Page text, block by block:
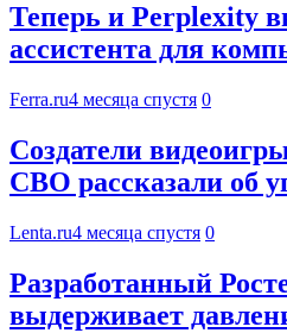
Теперь и Perplexity
ассистента для
Ferra.ru4 месяца спустя 0
Создатели
СВО рассказали об
Lenta.ru4 месяца спустя 0
Разработанный
выдерживает